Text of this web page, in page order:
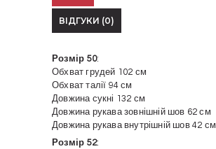
ВІДГУКИ (0)
Розмір 50:
Обхват грудей 102 см
Обхват талії 94 см
Довжина сукні 132 см
Довжина рукава зовнішній шов 62 см
Довжина рукава внутрішній шов 42 см
Розмір 52: